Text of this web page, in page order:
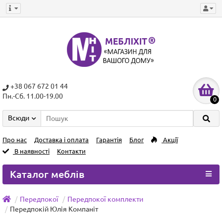
+38 067 672 01 44
Пн.-Сб. 11.00-19.00
0
Всюди
Про нас Доставка і оплата Гарантія Блог
Акції
В наявності
Контакти
Каталог меблів
Передпокої
Передпокої комплекти
Передпокій Юлія Компаніт